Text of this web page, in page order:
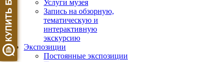
Услуги музея
Запись на обзорную,
тематическую и
интерактивную
экскурсию
Экспозиции
Постоянные экспозиции